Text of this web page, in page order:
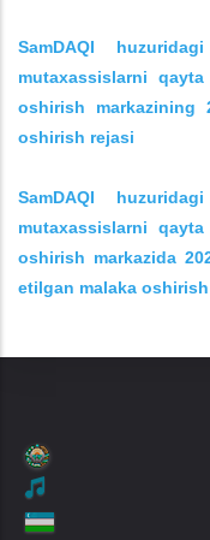
SamDAQI
mutaxassislarni
oshirish markazining
oshirish rejasi
SamDAQI
mutaxassislarni
oshirish markazida
etilgan malaka